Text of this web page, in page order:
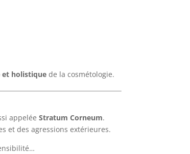
holistique de la cosmétologie.
appeléeStratum Corneum.
et des agressions extérieures.